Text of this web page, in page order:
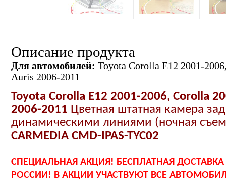
Описание продукта
Для автомобилей: Toyota Corolla E12 2001-
Auris 2006-2011
Toyota Corolla E12 2001-2006, Corolla
2006-2011 Цветная штатная камера
динамическими линиями (ночная
CARMEDIA CMD-IPAS-TYC02
СПЕЦИАЛЬНАЯ АКЦИЯ! БЕСПЛАТНАЯ
РОССИИ! В АКЦИИ УЧАСТВУЮТ ВСЕ